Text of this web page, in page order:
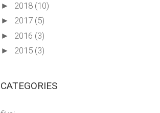
► 2018 (10)
► 2017 (5)
► 2016 (3)
► 2015 (3)
CATEGORIES